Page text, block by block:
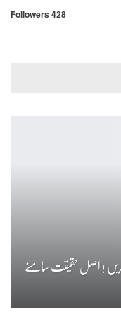
Followers 428
کی خبریں ! اصل حقیقت سامنے